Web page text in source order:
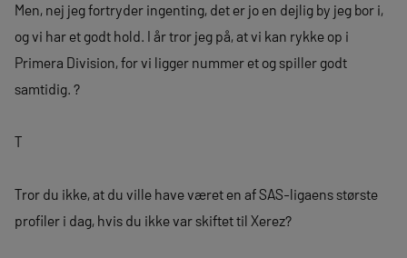
Men, nej jeg fortryder ingenting, det er jo en dejlig by jeg bor i,
og vi har et godt hold. I år tror jeg på, at vi kan rykke op i
Primera Division, for vi ligger nummer et og spiller godt
samtidig. ?
T
Tror du ikke, at du ville have været en af SAS-ligaens største
profiler i dag, hvis du ikke var skiftet til Xerez?